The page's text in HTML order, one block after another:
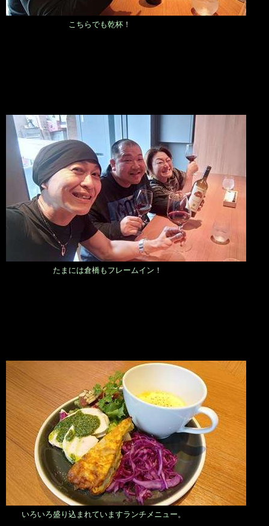
こちらでも乾杯！
たまには倉橋もフレームイン！
いろいろ盛り込まれていますランチメニュー。